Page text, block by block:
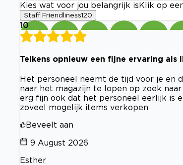
Kies wat voor jou belangrijk is Klik op
Staff Friendliness120
10
Telkens opnieuw een fijne ervaring als
Het personeel neemt de tijd voor je en
naar het magazijn te lopen op zoek
erg fijn ook dat het personeel eerlijk is
zoveel mogelijk items verkopen
Beveelt aan
9 August 2026
Esther